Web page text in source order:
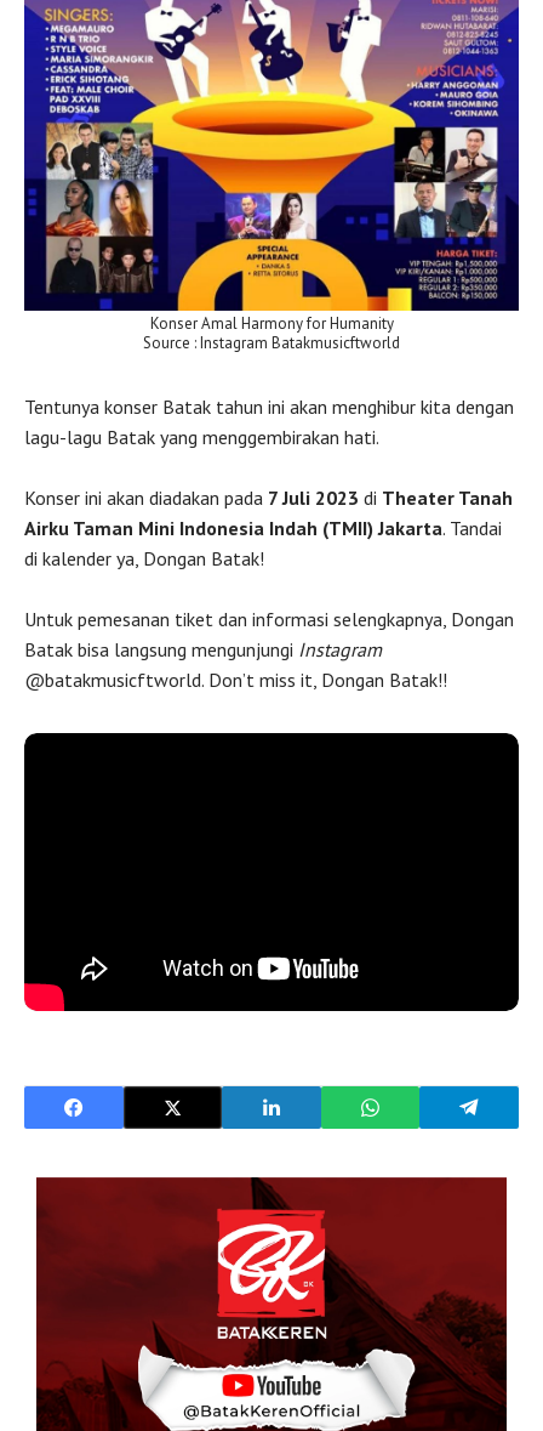
Konser Amal Harmony for Humanity
Source : Instagram Batakmusicftworld
Tentunya konser Batak tahun ini akan menghibur kita dengan
lagu-lagu Batak yang menggembirakan hati.
Konser ini akan diadakan pada 7 Juli 2023 di Theater Tanah
Airku Taman Mini Indonesia Indah (TMII) Jakarta. Tandai
di kalender ya, Dongan Batak!
Untuk pemesanan tiket dan informasi selengkapnya, Dongan
Batak bisa langsung mengunjungi Instagram
@batakmusicftworld. Don’t miss it, Dongan Batak!!